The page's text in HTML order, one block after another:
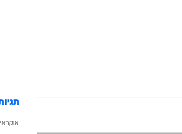
לוח חופשות וחגים
חדשות יהדות